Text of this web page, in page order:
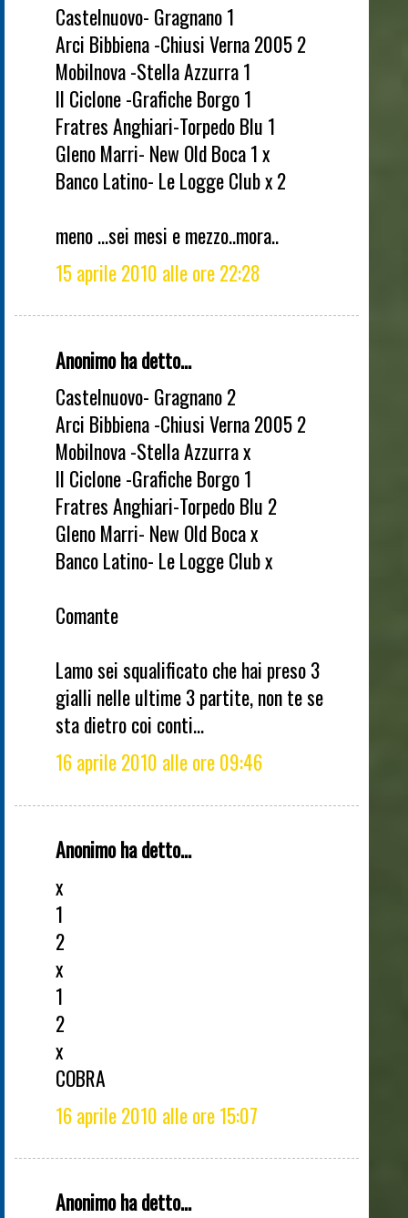
Castelnuovo- Gragnano 1
Arci Bibbiena -Chiusi Verna 2005 2
Mobilnova -Stella Azzurra 1
Il Ciclone -Grafiche Borgo 1
Fratres Anghiari-Torpedo Blu 1
Gleno Marri- New Old Boca 1 x
Banco Latino- Le Logge Club x 2
meno ...sei mesi e mezzo..mora..
15 aprile 2010 alle ore 22:28
Anonimo ha detto...
Castelnuovo- Gragnano 2
Arci Bibbiena -Chiusi Verna 2005 2
Mobilnova -Stella Azzurra x
Il Ciclone -Grafiche Borgo 1
Fratres Anghiari-Torpedo Blu 2
Gleno Marri- New Old Boca x
Banco Latino- Le Logge Club x
Comante
Lamo sei squalificato che hai preso 3
gialli nelle ultime 3 partite, non te se
sta dietro coi conti...
16 aprile 2010 alle ore 09:46
Anonimo ha detto...
x
1
2
x
1
2
x
COBRA
16 aprile 2010 alle ore 15:07
Anonimo ha detto...